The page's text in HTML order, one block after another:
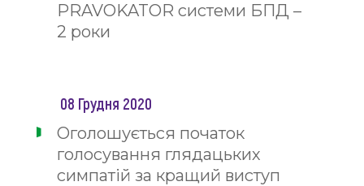
PRAVOKATOR системи БПД –
2 роки
08 Грудня 2020
Оголошується початок
голосування глядацьких
симпатій за кращий виступ